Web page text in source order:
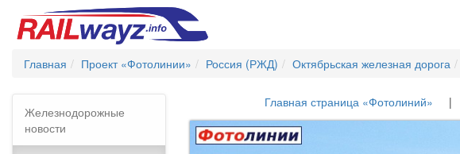
Главная Проект «Фотолинии» Россия (РЖД) Октябрьская железная дорога
Железнодорожные
новости
Главная страница «Фотолиний»